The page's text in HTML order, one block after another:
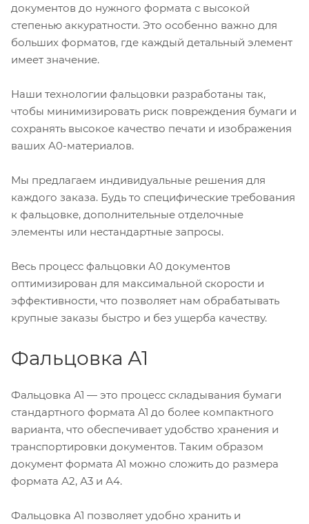
документов до нужного формата с высокой
степенью аккуратности. Это особенно важно для
больших форматов, где каждый детальный элемент
имеет значение.
Наши технологии фальцовки разработаны так,
чтобы минимизировать риск повреждения бумаги и
сохранять высокое качество печати и изображения
ваших A0-материалов.
Мы предлагаем индивидуальные решения для
каждого заказа. Будь то специфические требования
к фальцовке, дополнительные отделочные
элементы или нестандартные запросы.
Весь процесс фальцовки A0 документов
оптимизирован для максимальной скорости и
эффективности, что позволяет нам обрабатывать
крупные заказы быстро и без ущерба качеству.
Фальцовка А1
Фальцовка А1 — это процесс складывания бумаги
стандартного формата A1 до более компактного
варианта, что обеспечивает удобство хранения и
транспортировки документов. Таким образом
документ формата А1 можно сложить до размера
формата А2, А3 и А4.
Фальцовка A1 позволяет удобно хранить и